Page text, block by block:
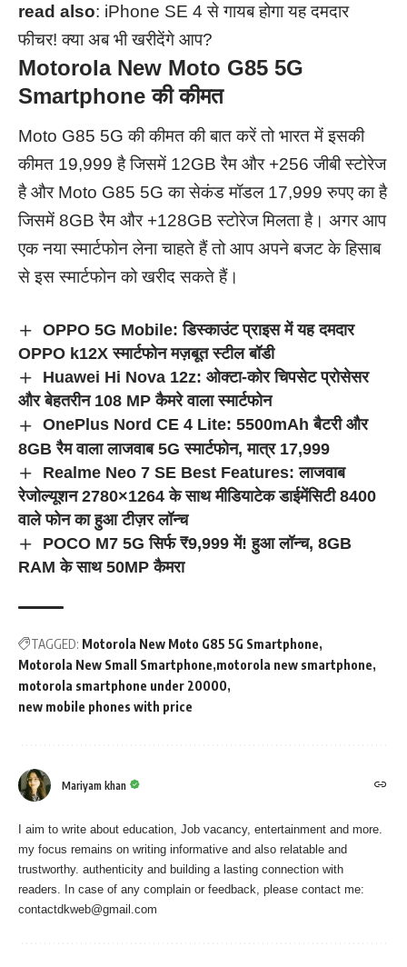
read also: iPhone SE 4 से गायब होगा यह दमदार
फीचर! क्या अब भी खरीदेंगे आप?
Motorola New Moto G85 5G
Smartphone की कीमत
Moto G85 5G की कीमत की बात करें तो भारत में इसकी
कीमत 19,999 है जिसमें 12GB रैम और +256 जीबी स्टोरेज
है और Moto G85 5G का सेकंड मॉडल 17,999 रुपए का है
जिसमें 8GB रैम और +128GB स्टोरेज मिलता है। अगर आप
एक नया स्मार्टफोन लेना चाहते हैं तो आप अपने बजट के हिसाब
से इस स्मार्टफोन को खरीद सकते हैं।
OPPO 5G Mobile: डिस्काउंट प्राइस में यह दमदार
OPPO k12X स्मार्टफोन मज़बूत स्टील बॉडी
Huawei Hi Nova 12z: ओक्टा-कोर चिपसेट प्रोसेसर
और बेहतरीन 108 MP कैमरे वाला स्मार्टफोन
OnePlus Nord CE 4 Lite: 5500mAh बैटरी और
8GB रैम वाला लाजवाब 5G स्मार्टफोन, मात्र 17,999
Realme Neo 7 SE Best Features: लाजवाब
रेजोल्यूशन 2780×1264 के साथ मीडियाटेक डाईमेंसिटी 8400
वाले फोन का हुआ टीज़र लॉन्च
POCO M7 5G सिर्फ ₹9,999 में! हुआ लॉन्च, 8GB
RAM के साथ 50MP कैमरा
TAGGED: Motorola New Moto G85 5G Smartphone
Motorola New Small Smartphone motorola new smartphone
motorola smartphone under 20000
new mobile phones with price
Mariyam khan
I aim to write about education, Job vacancy, entertainment and more.
my focus remains on writing informative and also relatable and
trustworthy. authenticity and building a lasting connection with
readers. In case of any complain or feedback, please contact me:
contactdkweb@gmail.com